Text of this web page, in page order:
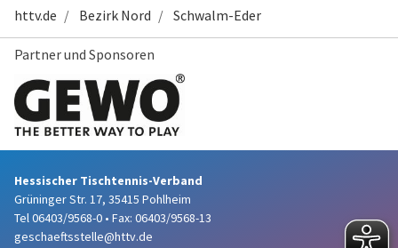
httv.de Bezirk Nord Schwalm-Eder
Partner und Sponsoren
Hessischer Tischtennis-Verband
Grüninger Str. 17, 35415 Pohlheim
Tel 06403/9568-0 • Fax: 06403/9568-13
geschaeftsstelle@httv.de